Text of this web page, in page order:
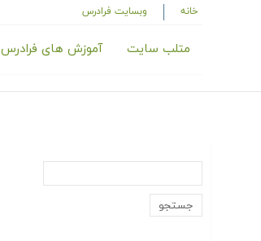
خانه وبسایت فرادرس
متلب سایت آموزش های فرادرس